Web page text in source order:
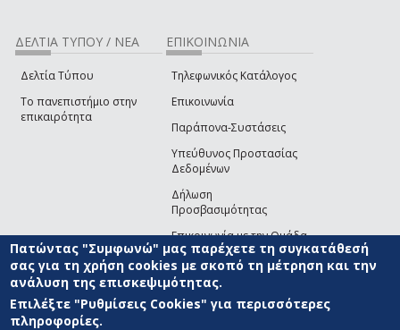
ΔΕΛΤΙΑ ΤΥΠΟΥ / ΝΕΑ
Δελτία Τύπου
Το πανεπιστήμιο στην
επικαιρότητα
ΕΠΙΚΟΙΝΩΝΙΑ
Τηλεφωνικός Κατάλογος
Επικοινωνία
Παράπονα-Συστάσεις
Υπεύθυνος Προστασίας
Δεδομένων
Δήλωση
Προσβασιμότητας
Επικοινωνία με την Ομάδα
Ανάπτυξης του site(link sends e-mail)
© ΠΑΝΕΠΙΣΤΗΜΙΟ ΑΙΓΑΙΟΥ ΟΡΟΙ ΧΡΗΣΗΣ
ΑΝΑΠΤΥΞΗΣ
Πατώντας "Συμφωνώ" μας παρέχετε τη συγκατάθεσή
σας για τη χρήση cookies με σκοπό τη μέτρηση και την
ανάλυση της επισκεψιμότητας.
Επιλέξτε "Ρυθμίσεις Cookies" για περισσότερες
πληροφορίες.